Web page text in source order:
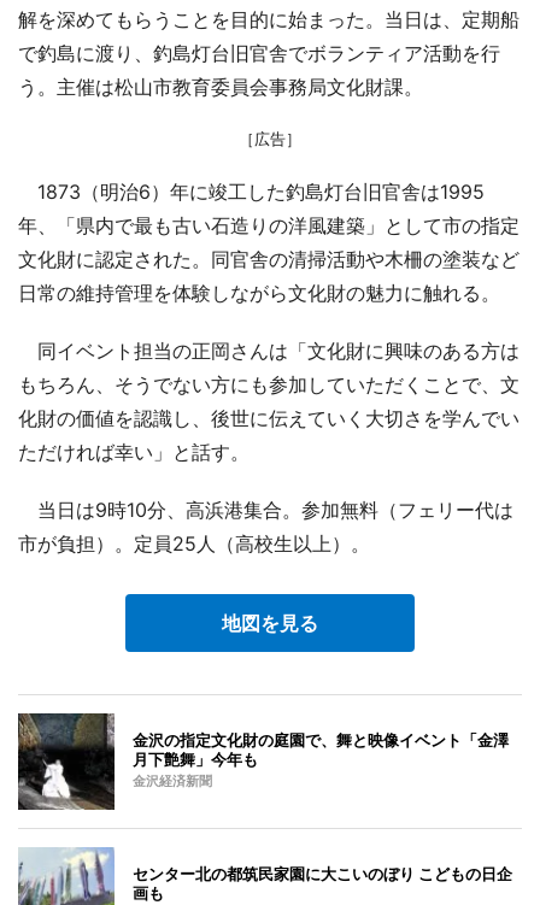
解を深めてもらうことを目的に始まった。当日は、定期船
で釣島に渡り、釣島灯台旧官舎でボランティア活動を行
う。主催は松山市教育委員会事務局文化財課。
［広告］
1873（明治6）年に竣工した釣島灯台旧官舎は1995
年、「県内で最も古い石造りの洋風建築」として市の指定
文化財に認定された。同官舎の清掃活動や木柵の塗装など
日常の維持管理を体験しながら文化財の魅力に触れる。
同イベント担当の正岡さんは「文化財に興味のある方は
もちろん、そうでない方にも参加していただくことで、文
化財の価値を認識し、後世に伝えていく大切さを学んでい
ただければ幸い」と話す。
当日は9時10分、高浜港集合。参加無料（フェリー代は
市が負担）。定員25人（高校生以上）。
地図を見る
金沢の指定文化財の庭園で、舞と映像イベント「金澤
月下艶舞」今年も
金沢経済新聞
センター北の都筑民家園に大こいのぼり こどもの日企
画も